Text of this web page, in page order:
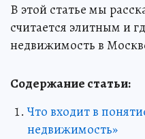
В этой статье мы
считается элитным и
недвижимость в
Содержание статьи:
Что входит в
недвижимость»